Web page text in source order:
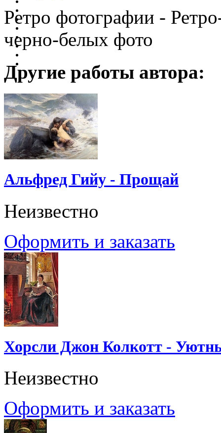
Ретро фотографии -
черно-белых фото
Другие работы автора:
Альфред Гийу - Прощай
Неизвестно
Оформить и заказать
Хорсли Джон Колкотт -
Неизвестно
Оформить и заказать